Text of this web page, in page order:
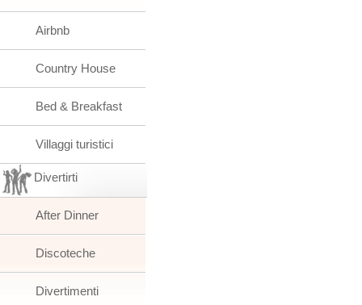
Airbnb
Country House
Bed & Breakfast
Villaggi turistici
Divertirti
After Dinner
Discoteche
Divertimenti